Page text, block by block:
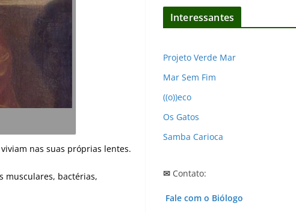
nas suas próprias lentes.
musculares, bactérias,
q
s
Interessantes
Projeto Verde Mar
Mar Sem Fim
((o))eco
Os Gatos
Samba Carioca
✉ Contato:
Fale com o Biólogo